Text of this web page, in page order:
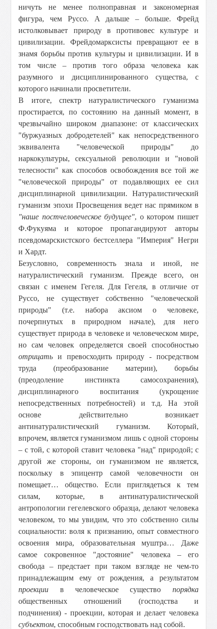
ничуть не менее полноправная и закономерная
фигура, чем Руссо. А дальше – больше. Фрейд
истолковывает природу в противовес культуре и
цивилизации. Фрейдомарксисты превращают ее в
знамя борьбы против культуры и цивилизации. И в
том числе – против того образа человека как
разумного и дисциплинированного существа, с
которого начинали просветители.
В итоге, спектр натуралистического гуманизма
простирается, по состоянию на данный момент, в
чрезвычайно широком диапазоне: от классических
"буржуазных добродетелей" как непосредственного
эквивалента "человеческой природы" до
наркокультуры, сексуальной революции и "новой
телесности" как способов освобождения все той же
"человеческой природы" от подавляющих ее сил
дисциплинарной цивилизации. Натуралистический
гуманизм эпохи Просвещения ведет нас прямиком в
"наше постчеловеческое будущее", о котором пишет
Ф.Фукуяма и которое пропагандируют авторы
псевдомарскистского бестселлера "Империя" Негри
и Хардт.
Безусловно, современность знала и иной, не
натуралистический гуманизм. Прежде всего, он
связан с именем Гегеля. Для Гегеля, в отличие от
Руссо, не существует собственно "человеческой
природы" (т.е. набора аксиом о человеке,
почерпнутых в природном начале), для него
существует природа в человеке и человеческом мире,
но сам человек определяется своей способностью
отрицать и превосходить природу - посредством
труда (преобразование материи), борьбы
(преодоление инстинкта самосохранения),
дисциплинарного воспитания (укрощение
непосредственных потребностей) и т.д. На этой
основе действительно возникает
антинатуралистический гуманизм. Который,
впрочем, является гуманизмом лишь с одной стороны
– с той, с которой ставит человека "над" природой; с
другой же стороны, он гуманизмом не является,
поскольку в эпицентр самой человечности он
помещает… общество. Если приглядеться к тем
силам, которые, в антинатуралистической
антропологии гегелевского образца, делают человека
человеком, то мы увидим, что это собственно силы
социальности: воля к признанию, опыт совместного
освоения мира, образовательная муштра… Даже
самое сокровенное "достояние" человека – его
свобода – предстает при таком взгляде не чем-то
принадлежащим ему от рождения, а результатом
проекции в человеческое существо порядка
общественных отношений (господства и
подчинения) - проекции, которая и делает человека
субъектом, способным господствовать над собой.